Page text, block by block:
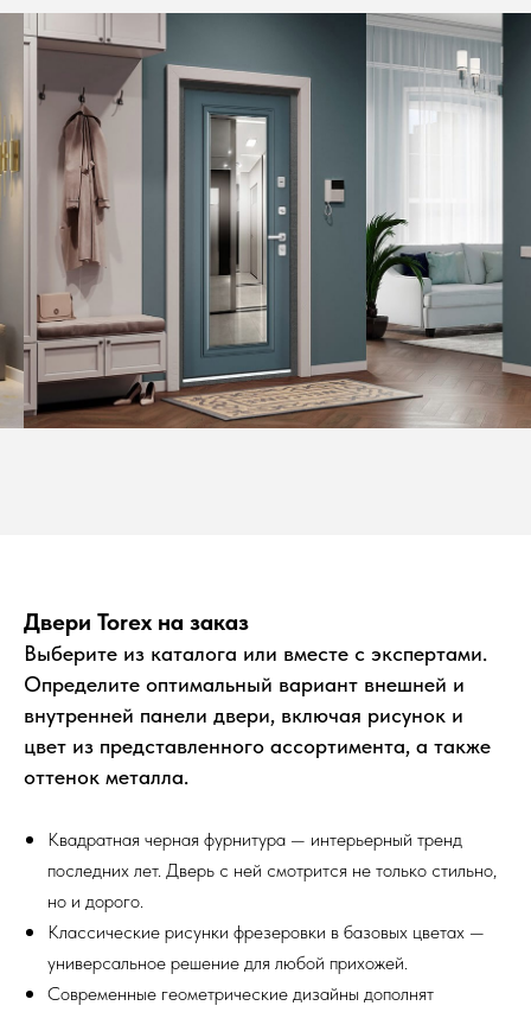
Двери Torex на заказ
Выберите из каталога или вместе с экспертами.
Определите оптимальный вариант внешней и
внутренней панели двери, включая рисунок и
цвет из представленного ассортимента, а также
оттенок металла.
Квадратная черная фурнитура — интерьерный тренд
последних лет. Дверь с ней смотрится не только стильно,
но и дорого.
Классические рисунки фрезеровки в базовых цветах —
универсальное решение для любой прихожей.
Современные геометрические дизайны дополнят